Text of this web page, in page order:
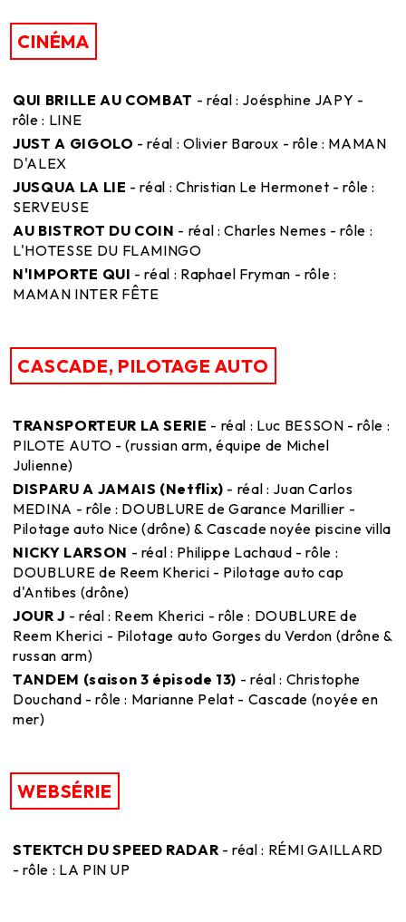
CINÉMA
QUI BRILLE AU COMBAT - réal : Joésphine JAPY -
rôle : LINE
JUST A GIGOLO - réal : Olivier Baroux - rôle : MAMAN
D'ALEX
JUSQUA LA LIE - réal : Christian Le Hermonet - rôle :
SERVEUSE
AU BISTROT DU COIN - réal : Charles Nemes - rôle :
L'HOTESSE DU FLAMINGO
N'IMPORTE QUI - réal : Raphael Fryman - rôle :
MAMAN INTER FÊTE
CASCADE, PILOTAGE AUTO
TRANSPORTEUR LA SERIE - réal : Luc BESSON - rôle :
PILOTE AUTO - (russian arm, équipe de Michel
Julienne)
DISPARU A JAMAIS (Netflix) - réal : Juan Carlos
MEDINA - rôle : DOUBLURE de Garance Marillier -
Pilotage auto Nice (drône) & Cascade noyée piscine villa
NICKY LARSON - réal : Philippe Lachaud - rôle :
DOUBLURE de Reem Kherici - Pilotage auto cap
d'Antibes (drône)
JOUR J - réal : Reem Kherici - rôle : DOUBLURE de
Reem Kherici - Pilotage auto Gorges du Verdon (drône &
russan arm)
TANDEM (saison 3 épisode 13) - réal : Christophe
Douchand - rôle : Marianne Pelat - Cascade (noyée en
mer)
WEBSÉRIE
STEKTCH DU SPEED RADAR - réal : RÉMI GAILLARD
- rôle : LA PIN UP